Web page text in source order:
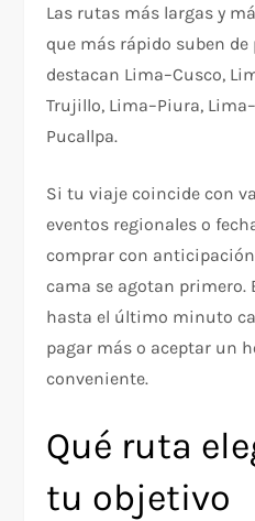
Las rutas más largas y
que más rápido suben de
destacan Lima–Cusco,
Trujillo, Lima–Piura,
Pucallpa.
Si tu viaje coincide con
eventos regionales o
comprar con
cama se agotan primero.
hasta el último minuto
pagar más o aceptar un
conveniente.
Qué ruta
tu objetivo